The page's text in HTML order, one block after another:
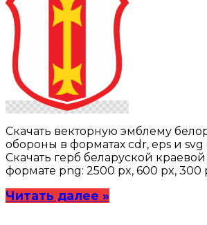
Скачать векторную эмблему
обороны в форматах cdr, eps и
Скачать герб беларуской
формате png: 2500 px, 600 px, 300
Читать далее »